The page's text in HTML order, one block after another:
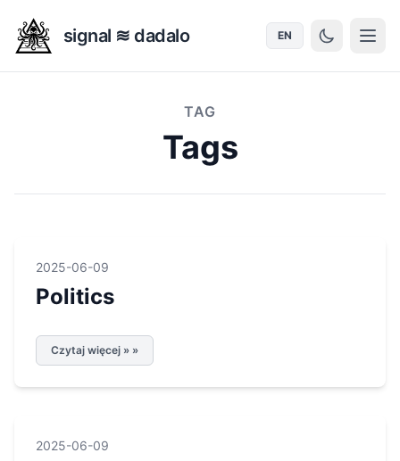
signal ≋ dadalo EN
TAG
Tags
2025-06-09
Politics
Czytaj więcej » »
2025-06-09